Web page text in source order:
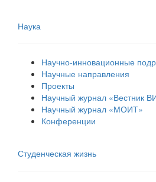
Наука
Научно-инновационные
Научные направления
Проекты
Научный журнал «Вестник
Научный журнал «МОИТ»
Конференции
Студенческая жизнь